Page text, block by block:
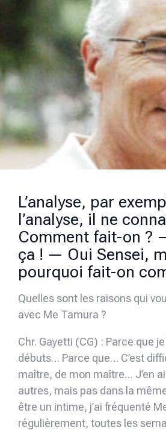
L’analyse, par
l’analyse, il ne
Comment fait-on ?
ça ! — Oui Sensei,
pourquoi fait-on
Quelles sont les raisons qui
avec Me Tamura ?
Chr. Gayetti (CG) : Parce que
débuts… Parce que… C’est
maître, de mon maître… J’en
autres, mais pas dans la
être un intime, j’ai fréquenté
régulièrement, toutes les